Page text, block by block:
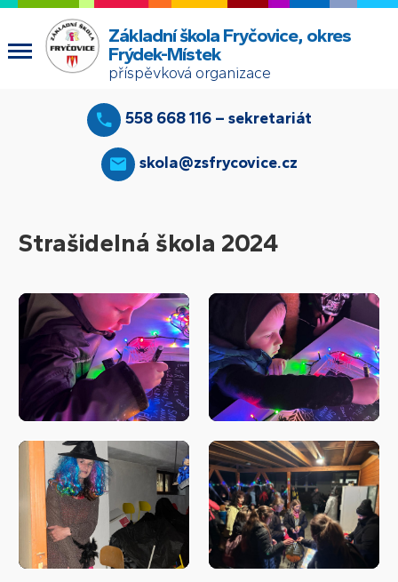
Základní škola Fryčovice, okres
Frýdek-Místek
příspěvková organizace
558 668 116 – sekretariát
skola@zsfrycovice.cz
Strašidelná škola 2024